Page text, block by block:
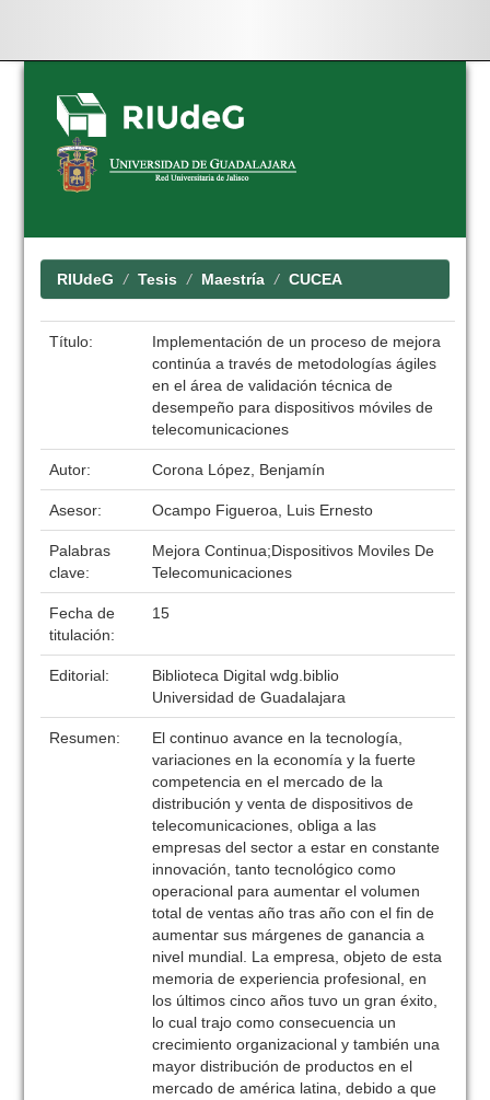
Skip
navigation
RIUdeG Tesis Maestría CUCEA
Título:
Implementación de un proceso de mejora
continúa a través de metodologías ágiles
en el área de validación técnica de
desempeño para dispositivos móviles de
telecomunicaciones
Autor: Corona López, Benjamín
Asesor: Ocampo Figueroa, Luis Ernesto
Palabras
clave:
Mejora Continua;Dispositivos Moviles De
Telecomunicaciones
Fecha de
titulación:
15
Editorial:
Biblioteca Digital wdg.biblio
Universidad de Guadalajara
Resumen:
El continuo avance en la tecnología,
variaciones en la economía y la fuerte
competencia en el mercado de la
distribución y venta de dispositivos de
telecomunicaciones, obliga a las
empresas del sector a estar en constante
innovación, tanto tecnológico como
operacional para aumentar el volumen
total de ventas año tras año con el fin de
aumentar sus márgenes de ganancia a
nivel mundial. La empresa, objeto de esta
memoria de experiencia profesional, en
los últimos cinco años tuvo un gran éxito,
lo cual trajo como consecuencia un
crecimiento organizacional y también una
mayor distribución de productos en el
mercado de américa latina, debido a que